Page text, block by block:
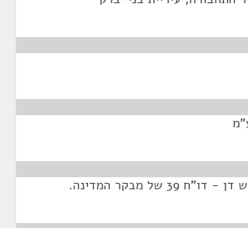
של מבקר המדינה.